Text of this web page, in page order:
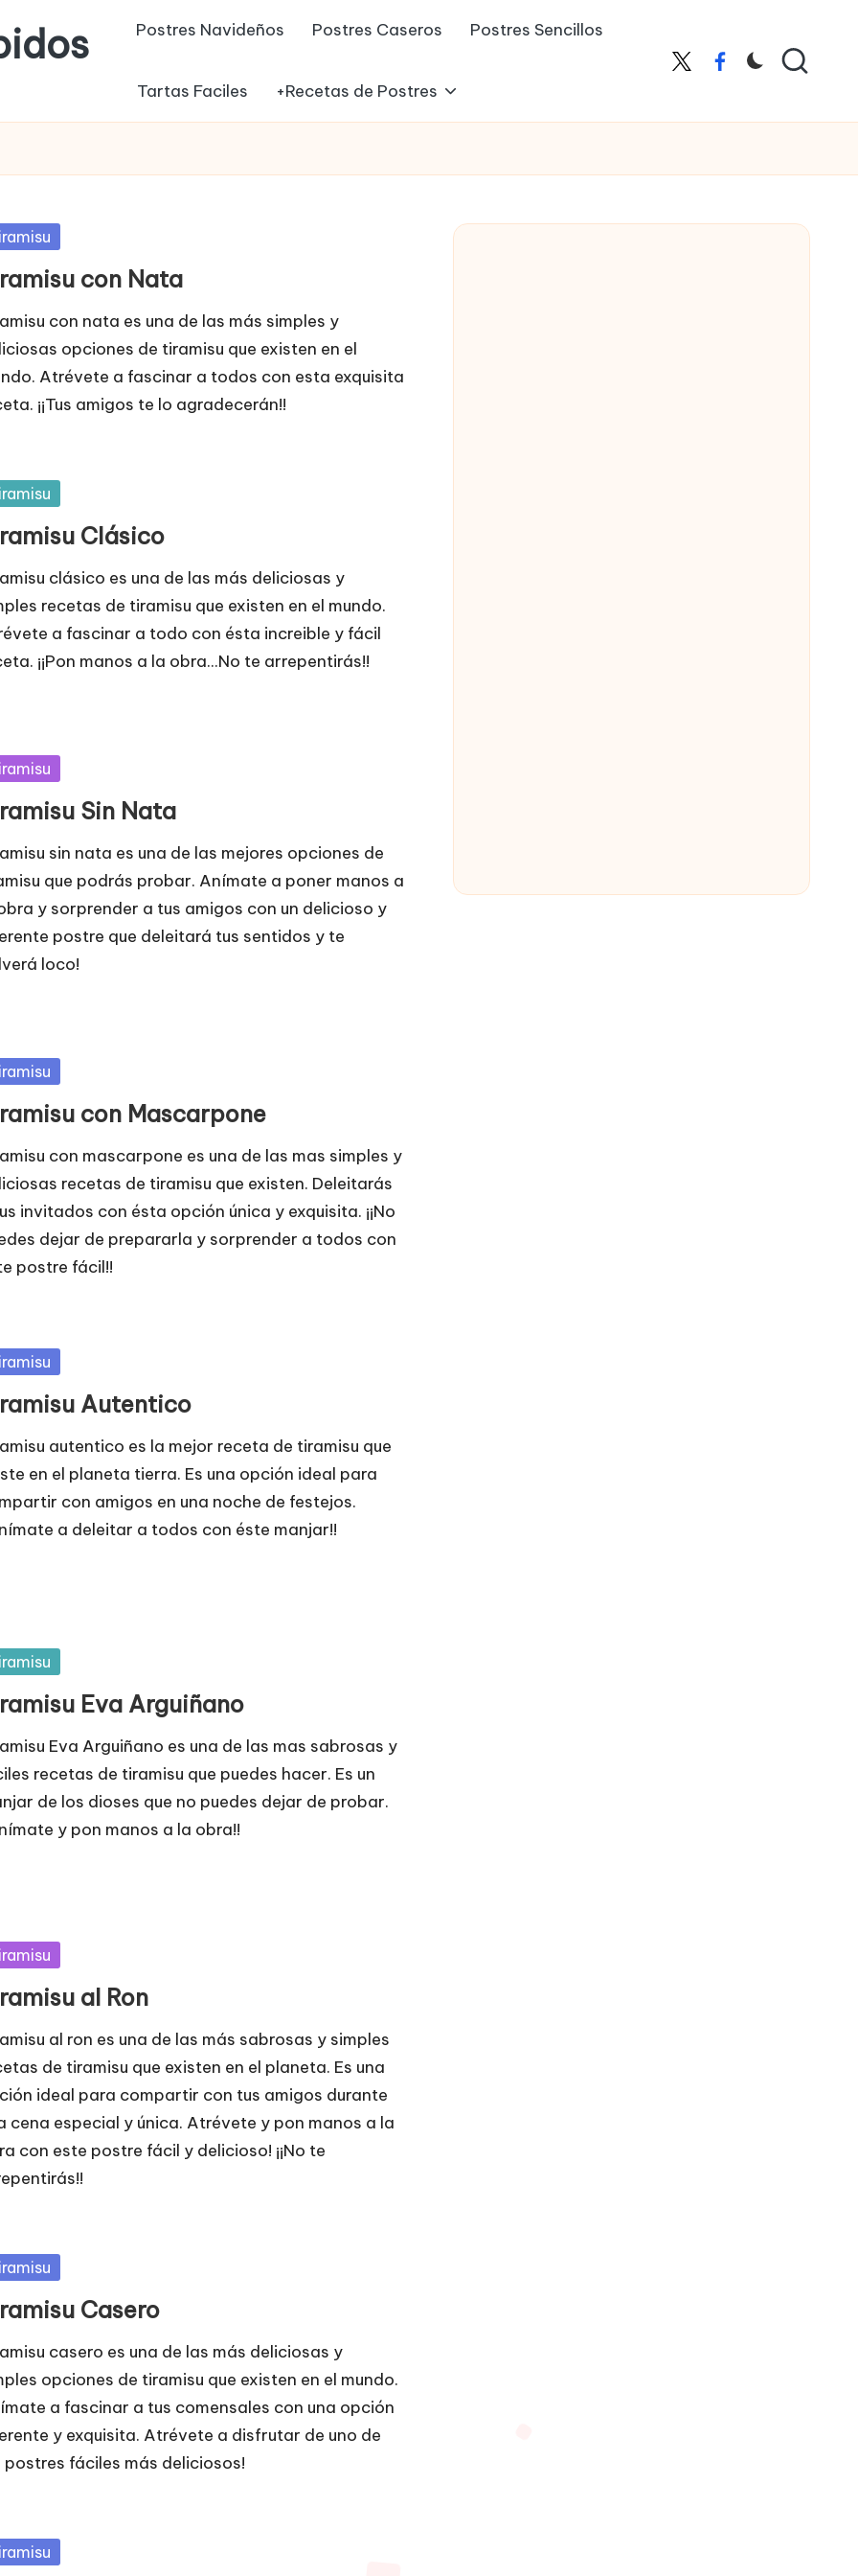
Postres Navideños Postres Caseros Postres Sencillos
Tartas Faciles +Recetas de Postres
X Facebook
con Nata
con nata es una de las más simples y
opciones de tiramisu que existen en el
Atrévete a fascinar a todos con esta exquisita
¡¡Tus amigos te lo agradecerán!!
Clásico
clásico es una de las más deliciosas y
recetas de tiramisu que existen en el mundo.
a fascinar a todo con ésta increible y fácil
¡¡Pon manos a la obra...No te arrepentirás!!
Sin Nata
sin nata es una de las mejores opciones de
que podrás probar. Anímate a poner manos a
y sorprender a tus amigos con un delicioso y
postre que deleitará tus sentidos y te
loco!
con Mascarpone
con mascarpone es una de las mas simples y
recetas de tiramisu que existen. Deleitarás
invitados con ésta opción única y exquisita. ¡¡No
dejar de prepararla y sorprender a todos con
postre fácil!!
Autentico
autentico es la mejor receta de tiramisu que
en el planeta tierra. Es una opción ideal para
con amigos en una noche de festejos.
a deleitar a todos con éste manjar!!
Eva Arguiñano
Eva Arguiñano es una de las mas sabrosas y
recetas de tiramisu que puedes hacer. Es un
de los dioses que no puedes dejar de probar.
y pon manos a la obra!!
al Ron
al ron es una de las más sabrosas y simples
de tiramisu que existen en el planeta. Es una
ideal para compartir con tus amigos durante
cena especial y única. Atrévete y pon manos a la
con este postre fácil y delicioso! ¡¡No te
Casero
casero es una de las más deliciosas y
opciones de tiramisu que existen en el mundo.
a fascinar a tus comensales con una opción
y exquisita. Atrévete a disfrutar de uno de
postres fáciles más deliciosos!